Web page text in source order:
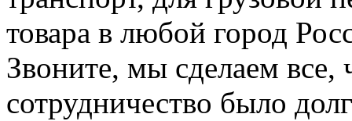
товара в любой город
Звоните, мы сделаем
сотрудничество было